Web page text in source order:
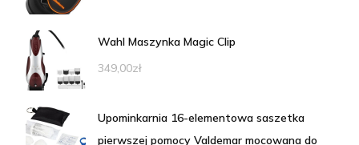
Wahl Maszynka Magic Clip
349,00zł
Upominkarnia 16-elementowa saszetka
pierwszej pomocy Valdemar mocowana do